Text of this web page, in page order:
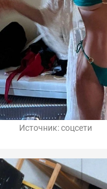
Источник:соцсети